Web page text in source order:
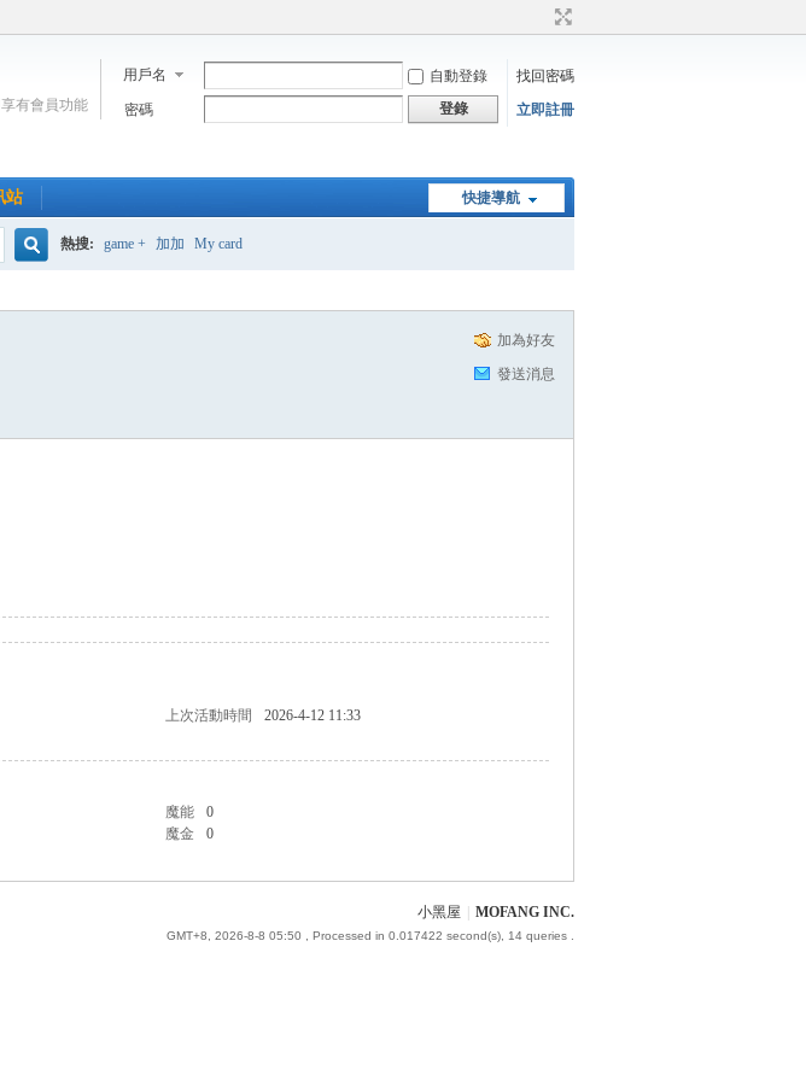
用戶名 自動登錄
找回密碼
密碼
登錄 立即註冊
有會員功能
快捷導航
站
熱搜: game + 加加 My card
加為好友
發送消息
上次活動時間
2026-4-12 11:33
魔能
0
魔金 0
小黑屋 MOFANG INC.
GMT+8, 2026-8-8 05:50 , Processed in 0.017422 second(s), 14 queries .